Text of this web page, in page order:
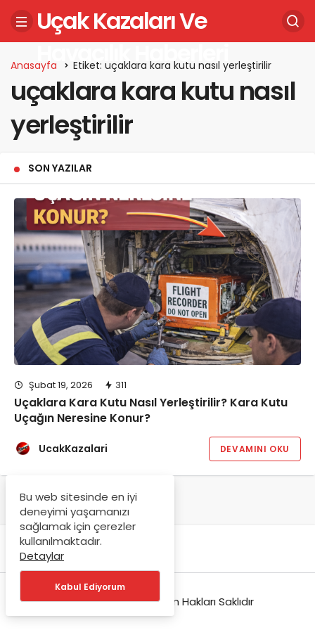
Uçak Kazaları Ve
Havacılık Haberleri
Anasayfa Etiket: uçaklara kara kutu nasıl yerleştirilir
uçaklara kara kutu nasıl
yerleştirilir
SON YAZILAR
Şubat 19, 2026 311
Uçaklara Kara Kutu Nasıl Yerleştirilir? Kara Kutu
Uçağın Neresine Konur?
UcakKazalari DEVAMINI OKU
© Copyright 2026, Tüm Hakları Saklıdır
Bu web sitesinde en iyi
deneyimi yaşamanızı
sağlamak için çerezler
kullanılmaktadır.
Detaylar
Kabul Ediyorum